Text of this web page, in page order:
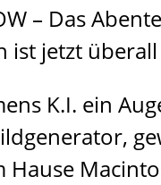
– Das
ist jetzt
K.I. ein
Hause